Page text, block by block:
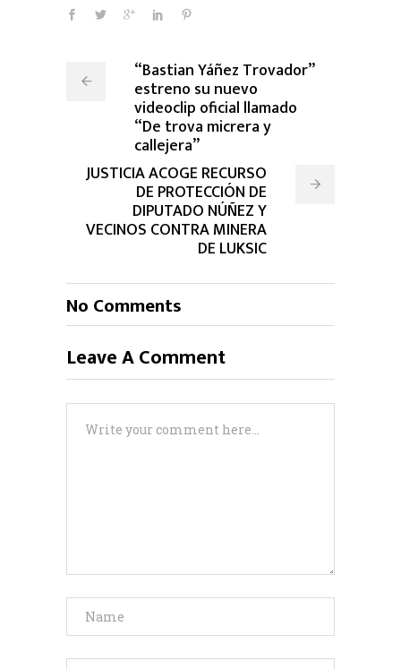
“Bastian Yáñez Trovador”
estreno su nuevo
videoclip oficial llamado
“De trova micrera y
callejera”
JUSTICIA ACOGE RECURSO
DE PROTECCIÓN DE
DIPUTADO NÚÑEZ Y
VECINOS CONTRA MINERA
DE LUKSIC
No Comments
Leave A Comment